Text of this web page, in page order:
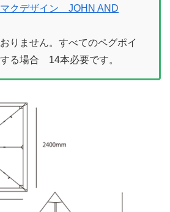
クデザイン JOHN AND
りません。すべてのペグポイ
る場合 14本必要です。